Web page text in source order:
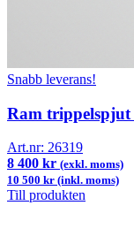
Snabb leverans!
Ram
Art.nr: 26319
8 400 kr (exkl. moms)
10 500 kr (inkl. moms)
Till produkten